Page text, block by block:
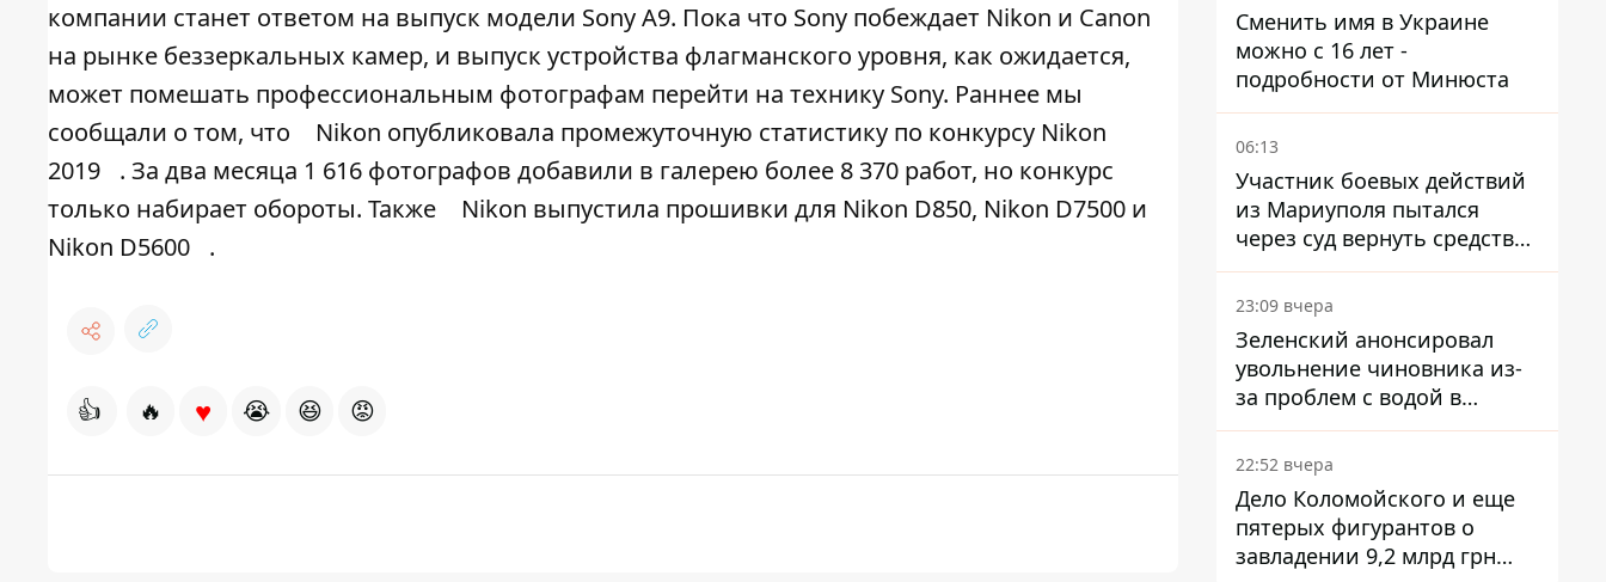
компании станет ответом на выпуск модели Sony A9. Пока что Sony побеждает Nikon и Canon
на рынке беззеркальных камер, и выпуск устройства флагманского уровня, как ожидается,
может помешать профессиональным фотографам перейти на технику Sony. Раннее мы
сообщали о том, что
Nikon опубликовала промежуточную статистику по конкурсу Nikon
2019
. За два месяца 1 616 фотографов добавили в галерею более 8 370 работ, но конкурс
только набирает обороты. Также
Nikon выпустила прошивки для Nikon D850, Nikon D7500 и
Nikon D5600
.
👍 🔥 ♥ 😭 😆 😡
Сменить имя в Украине
можно с 16 лет -
подробности от Минюста
06:13
Участник боевых действий
из Мариуполя пытался
через суд вернуть средства
субсидии со счета в
Ощадбанке – каким было
решение
23:09 вчера
Зеленский анонсировал
увольнение чиновника из-
за проблем с водой в
Марганце
22:52 вчера
Дело Коломойского и еще
пятерых фигурантов о
завладении 9,2 млрд грн